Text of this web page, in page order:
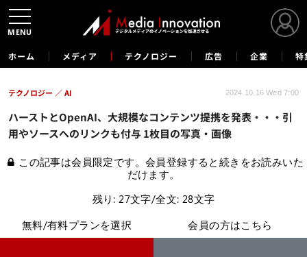
ホーム メディア テクノロジー 広告 企業 特
ハーストとOpenAI、大規模なコンテンツ提携を発表・・・引
用やソースへのリンクも付与 1枚目の写真・画像
テクノロジー AI 2024.10.16 Wed 7:00
この記事は会員限定です。会員登録すると続きをお読みいた
だけます。
残り: 27文字/全文: 28文字
無料/有料プランを選択
会員の方はこちら
MENU